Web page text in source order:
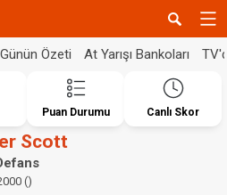
Günün Özeti At Yarışı Bankoları
Puan Durumu Canlı Skor
Scott
()